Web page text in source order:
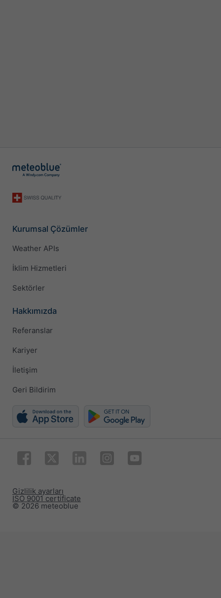
Kurumsal Çözümler
Weather APIs
İklim Hizmetleri
Sektörler
Hakkımızda
Referanslar
Kariyer
İletişim
Geri Bildirim
© 2026 meteoblue
ISO 9001 certificate
Gizlilik ayarları